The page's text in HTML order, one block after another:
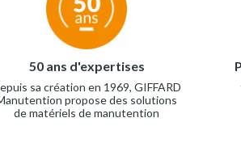
50 ans d'expertises
sa création en 1969, GIFFARD
propose des solutions
de matériels de manutention